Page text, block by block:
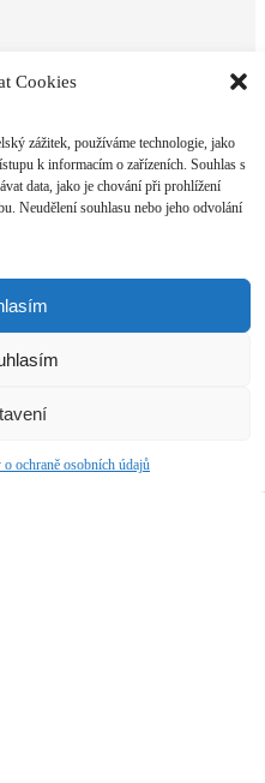
Cookies
zážitek, používáme technologie, jako
k informacím o zařízeních. Souhlas s
data, jako je chování při prohlížení
Neudělení souhlasu nebo jeho odvolání
o ochraně osobních údajů
cookie a povolte tento obsah